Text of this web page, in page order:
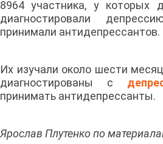
8964 участника, у которых
диагностировали
принимали антидепрессантов.
Их изучали около шести
диагностированы с
принимать антидепрессанты.
Ярослав Плутенко по